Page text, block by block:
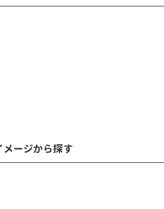
メージから探す